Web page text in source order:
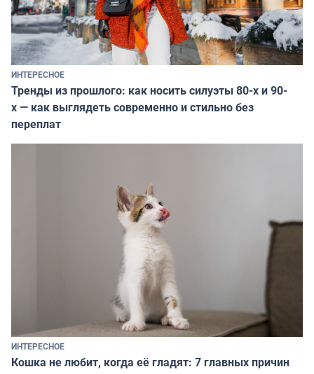
ИНТЕРЕСНОЕ
Тренды из прошлого: как носить силуэты 80-х и 90-
х — как выглядеть современно и стильно без
переплат
ИНТЕРЕСНОЕ
Кошка не любит, когда её гладят: 7 главных причин